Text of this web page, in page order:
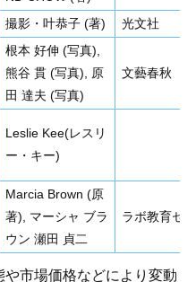
撮影・叶恭子 (著) 光文社
根本 好伸 (写真),
熊谷 貫 (写真), 原
田 達夫 (写真)
文藝春秋
Leslie Kee(レスリ
ー・キー)
Marcia Brown (原
著), マーシャ ブラ
ウン 瀬田 貞二
ラボ教育セ
市場価格などにより変動